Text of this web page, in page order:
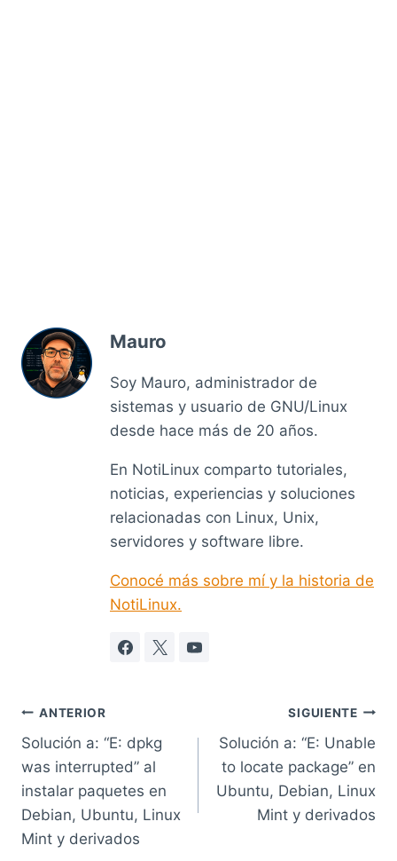
Mauro
Soy Mauro, administrador de
sistemas y usuario de GNU/Linux
desde hace más de 20 años.
En NotiLinux comparto tutoriales,
noticias, experiencias y soluciones
relacionadas con Linux, Unix,
servidores y software libre.
Conocé más sobre mí y la historia de
NotiLinux.
Navegación
de
entradas
ANTERIOR
Solución a: “E: dpkg
was interrupted” al
instalar paquetes en
Debian, Ubuntu, Linux
Mint y derivados
SIGUIENTE
Solución a: “E: Unable
to locate package” en
Ubuntu, Debian, Linux
Mint y derivados